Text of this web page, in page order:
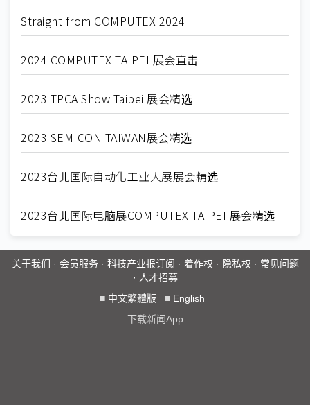
Straight from COMPUTEX 2024
2024 COMPUTEX TAIPEI 展会直击
2023 TPCA Show Taipei 展会精选
2023 SEMICON TAIWAN展会精选
2023台北国际自动化工业大展展会精选
2023台北国际电脑展COMPUTEX TAIPEI 展会精选
关于我们 · 会员服务· 科技产业报订阅 · 着作权 · 隐私权 · 常见问题
· 人才招募
■ 中文繁體版 ■ English
下载新闻App